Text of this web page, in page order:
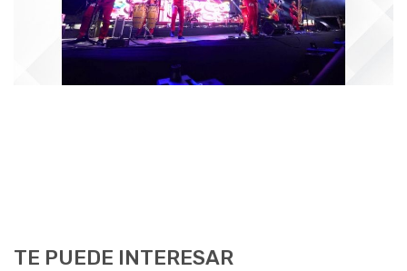
TE PUEDE INTERESAR